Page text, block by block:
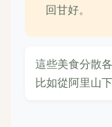
回甘好。
這些美食分散
比如從阿里山